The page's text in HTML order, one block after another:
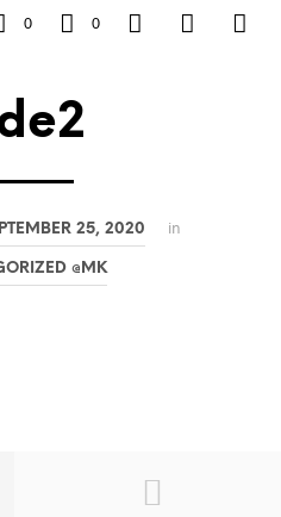
0 0
25, 2020 in
@MK